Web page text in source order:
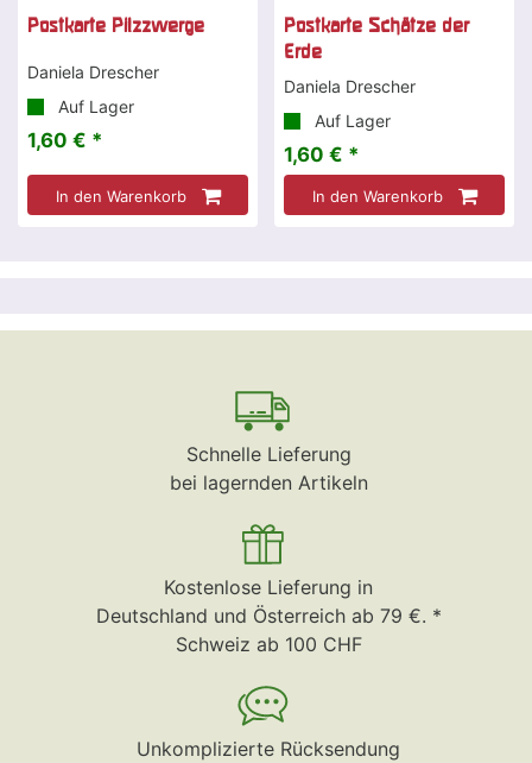
Postkarte Pilzzwerge
Daniela Drescher
Auf Lager
1,60 € *
In den Warenkorb
Postkarte Schätze der
Erde
Daniela Drescher
Auf Lager
1,60 € *
In den Warenkorb
Schnelle Lieferung
bei lagernden Artikeln
Kostenlose Lieferung in
Deutschland und Österreich ab 79 €. *
Schweiz ab 100 CHF
Unkomplizierte Rücksendung